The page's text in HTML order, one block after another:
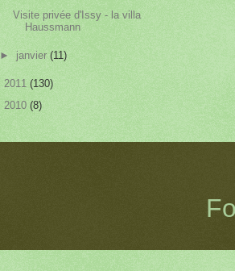
Visite privée d'Issy - la villa
Haussmann
► janvier(11)
2011 (130)
2010 (8)